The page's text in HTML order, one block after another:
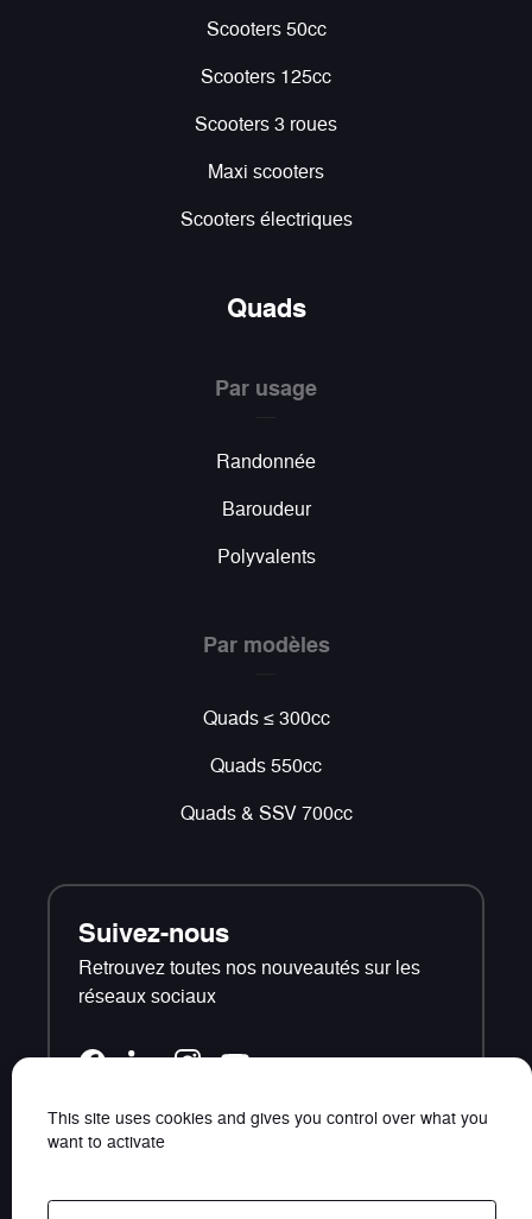
Scooters 50cc
Scooters 125cc
Scooters 3 roues
Maxi scooters
Scooters électriques
Quads
Par usage
Randonnée
Baroudeur
Polyvalents
Par modèles
Quads ≤ 300cc
Quads 550cc
Quads & SSV 700cc
Suivez-nous
Retrouvez toutes nos nouveautés sur les
réseaux sociaux
This site uses cookies and gives you control over what you
want to activate